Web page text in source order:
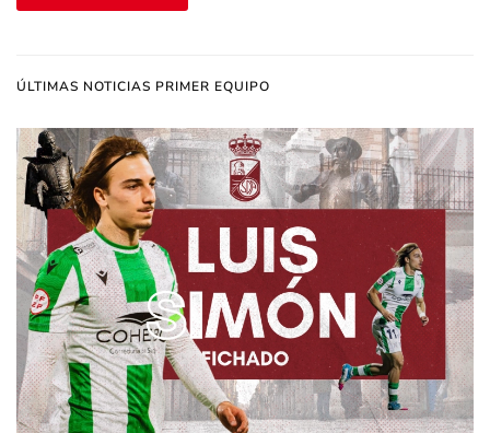
ÚLTIMAS NOTICIAS PRIMER EQUIPO